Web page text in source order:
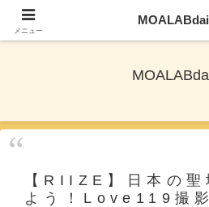
【RIIZE】日本の聖
よう！Love119撮
メニュー